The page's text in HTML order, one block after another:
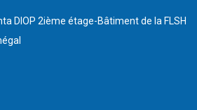
DIOP 2ième étage-Bâtiment de la FLSH